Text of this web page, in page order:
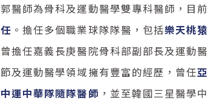
郭醫師為骨科及運動醫學雙專科醫師，目
任 。擔任多個職業球隊隊醫，包括樂天桃
曾擔任嘉義長庚醫院骨科部副部長及運動
節及運動醫學領域擁有豐富的經歷，曾任
中運中華隊隨隊醫師 ，並至韓國三星醫學